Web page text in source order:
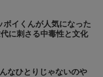
ボイくんが人気になった
に刺さる中毒性と文化
なひとりじゃないのや